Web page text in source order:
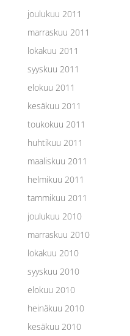
joulukuu 2011
marraskuu 2011
lokakuu 2011
syyskuu 2011
elokuu 2011
kesäkuu 2011
toukokuu 2011
huhtikuu 2011
maaliskuu 2011
helmikuu 2011
tammikuu 2011
joulukuu 2010
marraskuu 2010
lokakuu 2010
syyskuu 2010
elokuu 2010
heinäkuu 2010
kesäkuu 2010